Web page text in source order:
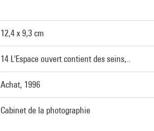
12,4 x 9,3 cm
14 L'Espace ouvert contient des seins,..
Achat, 1996
Cabinet de la photographie